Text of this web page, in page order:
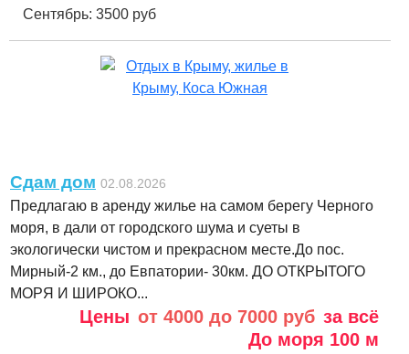
Сентябрь: 3500 руб
Сдам дом 02.08.2026
Предлагаю в аренду жилье на самом берегу Черного
моря, в дали от городского шума и суеты в
экологически чистом и прекрасном месте.До пос.
Мирный-2 км., до Евпатории- 30км. ДО ОТКРЫТОГО
МОРЯ И ШИРОКО...
Цены от 4000 до 7000 руб за всё
До моря 100 м